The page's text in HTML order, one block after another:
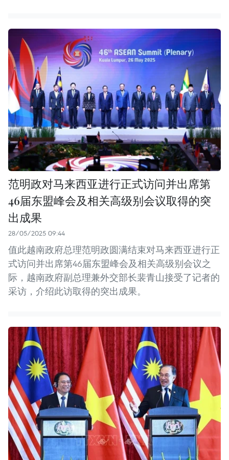
范明政对马来西亚进行正式访问并出席第
46届东盟峰会及相关高级别会议取得的突
出成果
28/05/2025 09:44
值此越南政府总理范明政圆满结束对马来西亚进行正
式访问并出席第46届东盟峰会及相关高级别会议之
际，越南政府副总理兼外交部长裴青山接受了记者的
采访，介绍此访取得的突出成果。